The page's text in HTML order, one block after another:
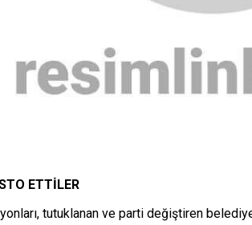
ETTİLER
tutuklanan ve parti değiştiren